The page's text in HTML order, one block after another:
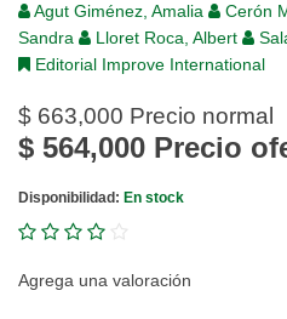
Agut Giménez, Amalia Cerón
Sandra
Lloret Roca, Albert
Editorial Improve International
$ 663,000 Precio normal
$ 564,000 Precio
Disponibilidad: En stock
Agrega una valoración